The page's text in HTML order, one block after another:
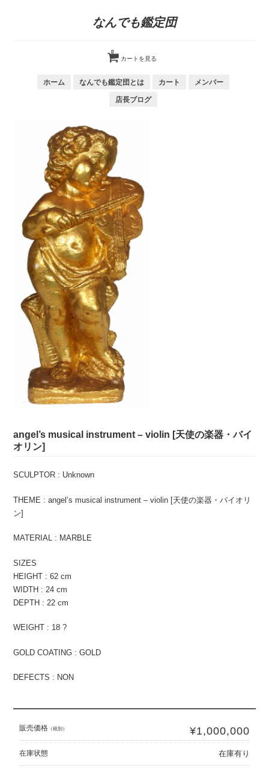
なんでも鑑定団
カートを見る
0
ホーム なんでも鑑定団とは カート メンバー
店長ブログ
angel’s musical instrument – violin [天使の楽器・バイ
オリン]
SCULPTOR : Unknown
THEME : angel’s musical instrument – violin [天使の楽器・バイオリ
ン]
MATERIAL : MARBLE
SIZES
HEIGHT : 62 cm
WIDTH : 24 cm
DEPTH : 22 cm
WEIGHT : 18 ?
GOLD COATING : GOLD
DEFECTS : NON
販売価格 （税別） ¥1,000,000
在庫状態 在庫有り